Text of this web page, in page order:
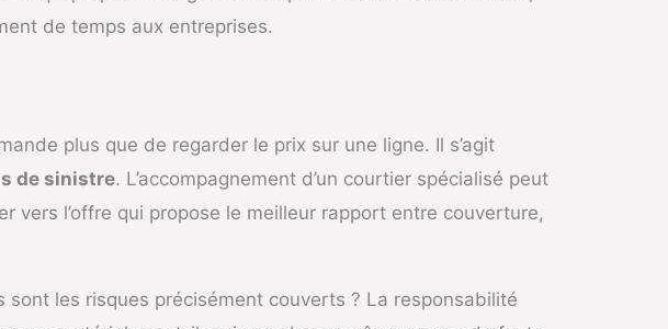
de temps aux entreprises.
plus que de regarder le prix sur une ligne. Il s’agit
de sinistre. L’accompagnement d’un courtier spécialisé peut
vers l’offre qui propose le meilleur rapport entre couverture,
les risques précisément couverts ? La responsabilité